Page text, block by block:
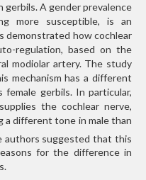
gerbils. A gender prevalence
more susceptible, is an
demonstrated how cochlear
regulation, based on the
modiolar artery. The study
mechanism has a different
gerbils. In particular,
the cochlear nerve,
a different tone in male than
authors suggested that this
for the difference in